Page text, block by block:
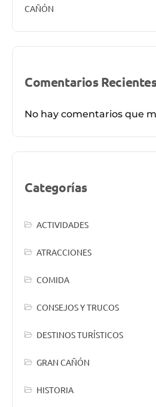
CAÑÓN
Comentarios
No hay comentarios que
Categorías
ACTIVIDADES
ATRACCIONES
COMIDA
CONSEJOS Y TRUCOS
DESTINOS TURÍSTICOS
GRAN CAÑÓN
HISTORIA